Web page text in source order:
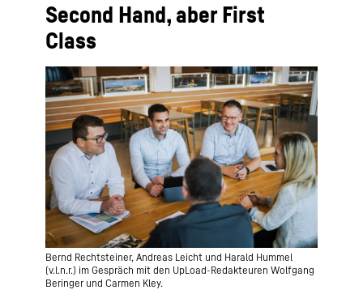
Second Hand, aber First
Class
Bernd Rechtsteiner, Andreas Leicht und Harald Hummel
(v.l.n.r.) im Gespräch mit den UpLoad-Redakteuren Wolfgang
Beringer und Carmen Kley.